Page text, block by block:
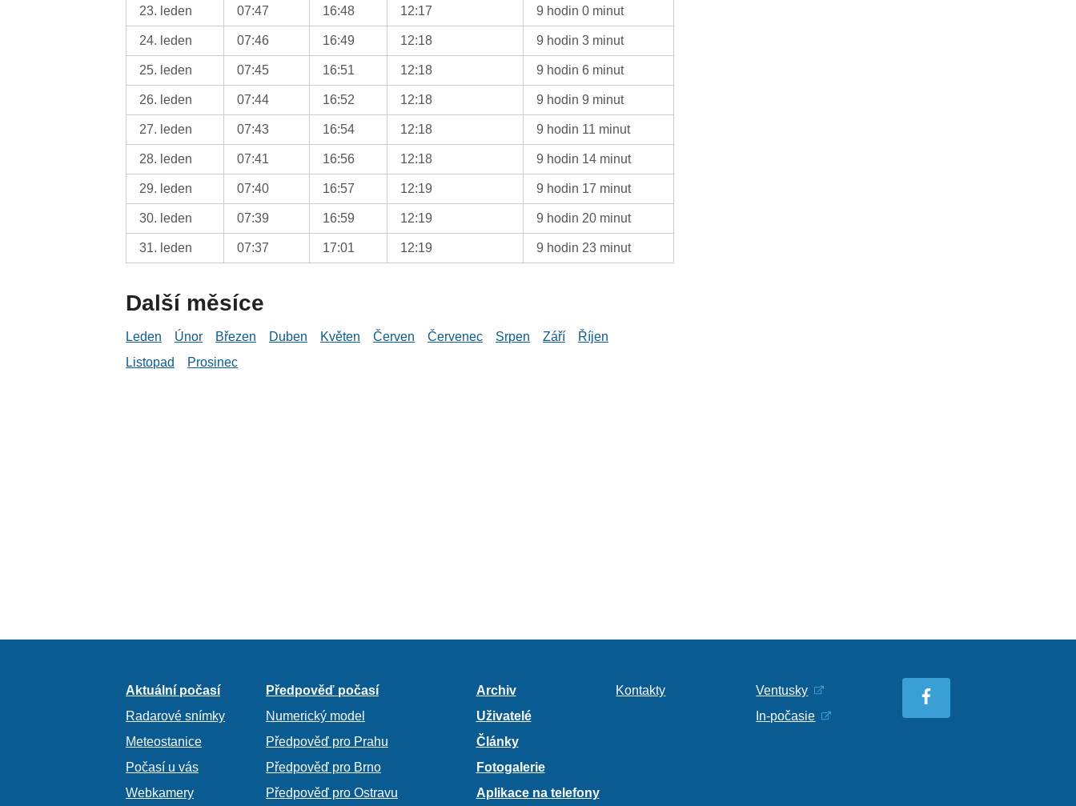
23. leden 07:47 16:48 12:17 9 hodin 0 minut
24. leden 07:46 16:49 12:18 9 hodin 3 minut
25. leden 07:45 16:51 12:18 9 hodin 6 minut
26. leden 07:44 16:52 12:18 9 hodin 9 minut
27. leden 07:43 16:54 12:18 9 hodin 11 minut
28. leden 07:41 16:56 12:18 9 hodin 14 minut
29. leden 07:40 16:57 12:19 9 hodin 17 minut
30. leden 07:39 16:59 12:19 9 hodin 20 minut
31. leden 07:37 17:01 12:19 9 hodin 23 minut
Další měsíce
Leden Únor Březen Duben Květen Červen Červenec Srpen Září
Říjen
Listopad
Prosinec
Aktuální počasí
Radarové snímky
Meteostanice
Počasí u vás
Webkamery
Předpověď počasí
Numerický model
Předpověď pro Prahu
Předpověď pro Brno
Předpověď pro Ostravu
Archiv
Uživatelé
Články
Fotogalerie
Aplikace na telefony
Kontakty
Ventusky
In-počasie